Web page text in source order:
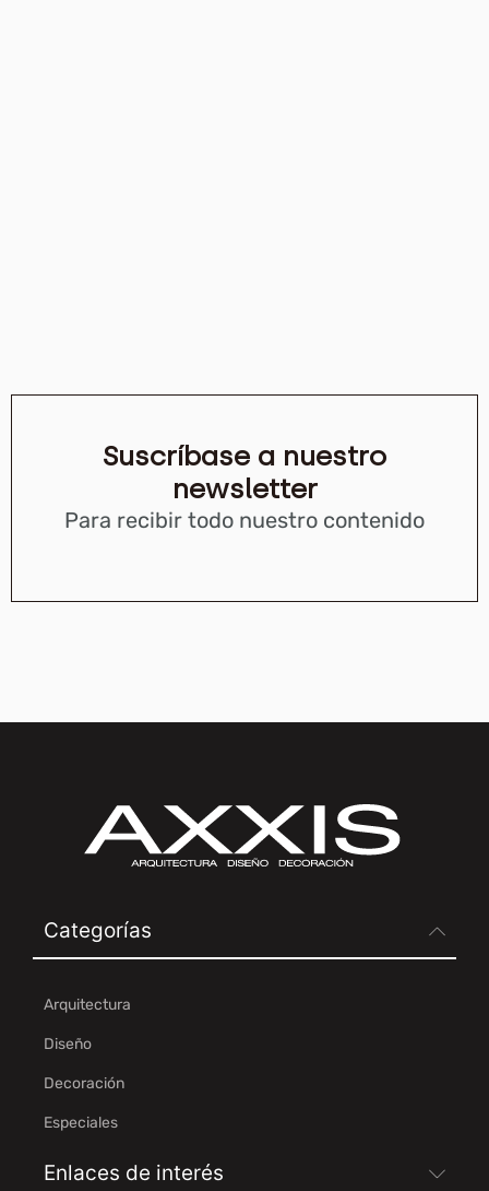
Suscríbase a nuestro
newsletter
Para recibir todo nuestro contenido
Categorías
Arquitectura
Diseño
Decoración
Especiales
Enlaces de interés